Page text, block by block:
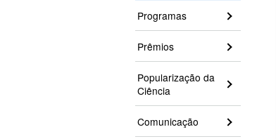
Programas
Prêmios
Popularização da
Ciência
Comunicação